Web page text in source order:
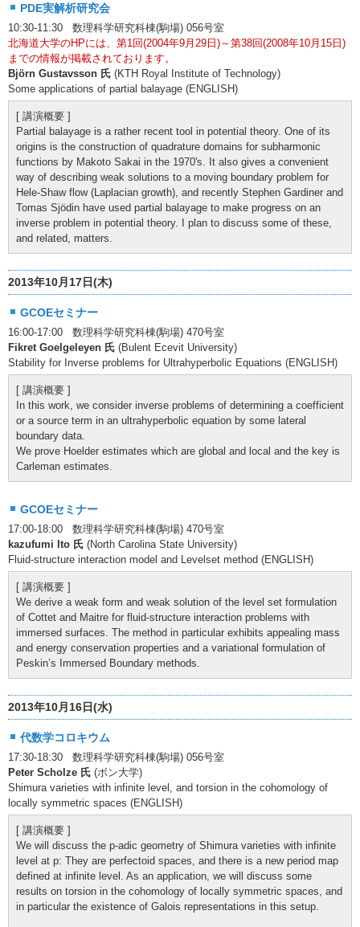
PDE実解析研究会
10:30-11:30 数理科学研究科棟(駒場) 056号室
北海道大学のHPには、第1回(2004年9月29日)～第38回(2008年10月15日)
までの情報が掲載されております。
Björn Gustavsson 氏 (KTH Royal Institute of Technology)
Some applications of partial balayage (ENGLISH)
[ 講演概要 ]
Partial balayage is a rather recent tool in potential theory. One of its
origins is the construction of quadrature domains for subharmonic
functions by Makoto Sakai in the 1970's. It also gives a convenient
way of describing weak solutions to a moving boundary problem for
Hele-Shaw flow (Laplacian growth), and recently Stephen Gardiner and
Tomas Sjödin have used partial balayage to make progress on an
inverse problem in potential theory. I plan to discuss some of these,
and related, matters.
2013年10月17日(木)
GCOEセミナー
16:00-17:00 数理科学研究科棟(駒場) 470号室
Fikret Goelgeleyen 氏 (Bulent Ecevit University)
Stability for Inverse problems for Ultrahyperbolic Equations (ENGLISH)
[ 講演概要 ]
In this work, we consider inverse problems of determining a coefficient
or a source term in an ultrahyperbolic equation by some lateral
boundary data.
We prove Hoelder estimates which are global and local and the key is
Carleman estimates.
GCOEセミナー
17:00-18:00 数理科学研究科棟(駒場) 470号室
kazufumi Ito 氏 (North Carolina State University)
Fluid-structure interaction model and Levelset method (ENGLISH)
[ 講演概要 ]
We derive a weak form and weak solution of the level set formulation
of Cottet and Maitre for fluid-structure interaction problems with
immersed surfaces. The method in particular exhibits appealing mass
and energy conservation properties and a variational formulation of
Peskin’s Immersed Boundary methods.
2013年10月16日(水)
代数学コロキウム
17:30-18:30 数理科学研究科棟(駒場) 056号室
Peter Scholze 氏 (ボン大学)
Shimura varieties with infinite level, and torsion in the cohomology of
locally symmetric spaces (ENGLISH)
[ 講演概要 ]
We will discuss the p-adic geometry of Shimura varieties with infinite
level at p: They are perfectoid spaces, and there is a new period map
defined at infinite level. As an application, we will discuss some
results on torsion in the cohomology of locally symmetric spaces, and
in particular the existence of Galois representations in this setup.